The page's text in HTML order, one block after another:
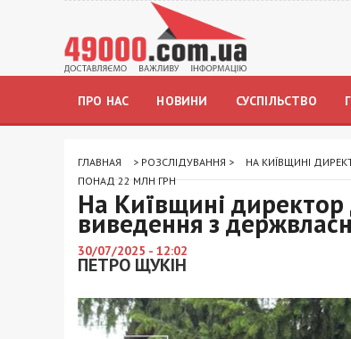
ПРО НАС НОВИНИ СУСПІЛЬСТВО
ГЛАВНАЯ > РОЗСЛІДУВАННЯ >
НА КИЇВЩИНІ
ПОНАД 22 МЛН ГРН
На Київщині
виведення з
30/07/2025 - 12:02
ПЕТРО ЩУКІН